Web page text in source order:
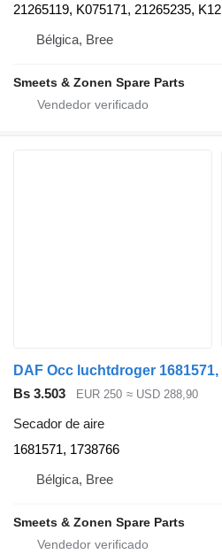
21265119, K075171, 21265235, K12
Bélgica, Bree
Smeets & Zonen Spare Parts
Bs 3.503 EUR 250 ≈ USD 288,90
Secador de aire
1681571, 1738766
Bélgica, Bree
Smeets & Zonen Spare Parts